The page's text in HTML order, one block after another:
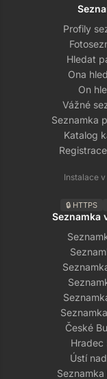
Profily
Hledat
Ona
On
Vážné
Seznamka
Katalog
Instalace
🔒 HTTPS
Seznamka
České
Hradec
Ústí